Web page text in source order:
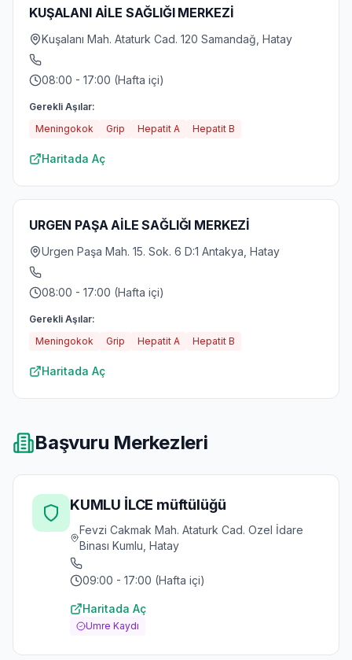
KUŞALANI AİLE SAĞLIĞI MERKEZİ
Kuşalanı Mah. Ataturk Cad. 120 Samandağ, Hatay
08:00 - 17:00 (Hafta içi)
Gerekli Aşılar:
Meningokok
Grip Hepatit A Hepatit B
Haritada Aç
URGEN PAŞA AİLE SAĞLIĞI MERKEZİ
Urgen Paşa Mah. 15. Sok. 6 D:1 Antakya, Hatay
08:00 - 17:00 (Hafta içi)
Gerekli Aşılar:
Meningokok
Grip Hepatit A Hepatit B
Haritada Aç
Başvuru Merkezleri
KUMLU İLCE müftülüğü
Fevzi Cakmak Mah. Ataturk Cad. Ozel İdare
Binası Kumlu, Hatay
09:00 - 17:00 (Hafta içi)
Haritada Aç
Umre Kaydı